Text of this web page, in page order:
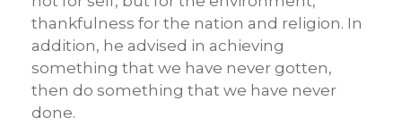
thankfulness for the nation and religion. In
addition, he advised in achieving
something that we have never gotten,
then do something that we have never
done.